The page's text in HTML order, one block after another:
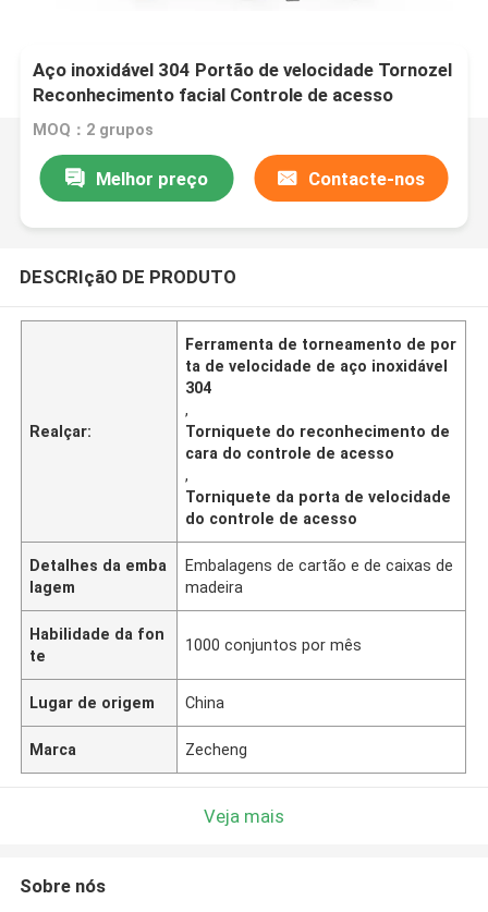
Aço inoxidável 304 Portão de velocidade Tornozel
Reconhecimento facial Controle de acesso
MOQ：2 grupos
Melhor preço Contacte-nos
DESCRIçãO DE PRODUTO
Realçar:
Ferramenta de torneamento de por
ta de velocidade de aço inoxidável
304
,
Torniquete do reconhecimento de
cara do controle de acesso
,
Torniquete da porta de velocidade
do controle de acesso
Detalhes da emba
lagem
Embalagens de cartão e de caixas de
madeira
Habilidade da fon
te
1000 conjuntos por mês
Lugar de origem China
Marca Zecheng
Veja mais
Sobre nós